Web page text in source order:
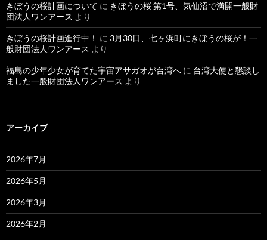
きぼうの桜計画について に きぼうの桜 第1号、気仙沼で満開一般財
団法人ワンアース より
きぼうの桜計画進行中！ に 3月30日、七ヶ浜町にきぼうの桜が！一
般財団法人ワンアース より
福島の少年少女が育てた宇宙アサガオが台湾へ に 台湾大使と懇談し
ました一般財団法人ワンアース より
アーカイブ
2026年7月
2026年5月
2026年3月
2026年2月